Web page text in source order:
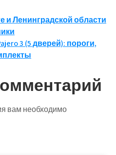
и Ленинградской области
3 (5 дверей): пороги,
вам необходимо